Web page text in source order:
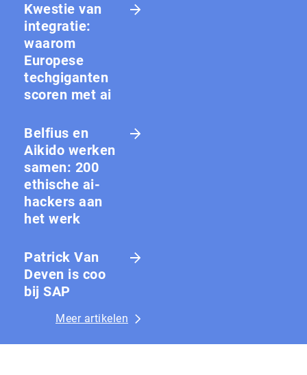
Kwestie van
integratie:
waarom
Europese
techgiganten
scoren met ai
Belfius en
Aikido werken
samen: 200
ethische ai-
hackers aan
het werk
Patrick Van
Deven is coo
bij SAP
Meer artikelen